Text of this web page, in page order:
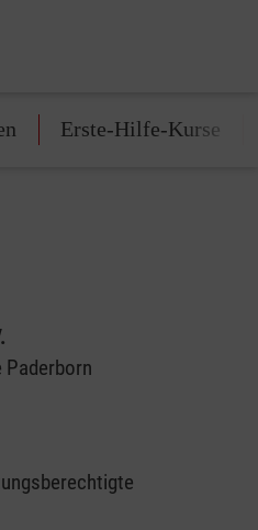
Erste-Hilfe-Kurse